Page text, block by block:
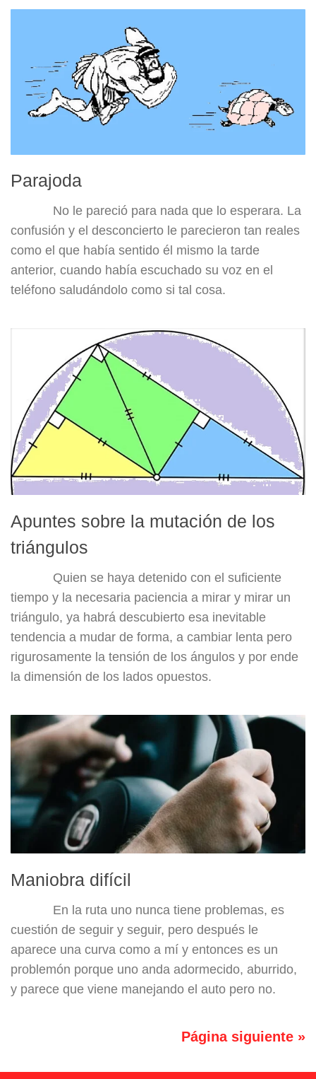
Parajoda
No le pareció para nada que lo esperara. La
confusión y el desconcierto le parecieron tan reales
como el que había sentido él mismo la tarde
anterior, cuando había escuchado su voz en el
teléfono saludándolo como si tal cosa.
Apuntes sobre la mutación de los
triángulos
Quien se haya detenido con el suficiente
tiempo y la necesaria paciencia a mirar y mirar un
triángulo, ya habrá descubierto esa inevitable
tendencia a mudar de forma, a cambiar lenta pero
rigurosamente la tensión de los ángulos y por ende
la dimensión de los lados opuestos.
Maniobra difícil
En la ruta uno nunca tiene problemas, es
cuestión de seguir y seguir, pero después le
aparece una curva como a mí y entonces es un
problemón porque uno anda adormecido, aburrido,
y parece que viene manejando el auto pero no.
Página siguiente »